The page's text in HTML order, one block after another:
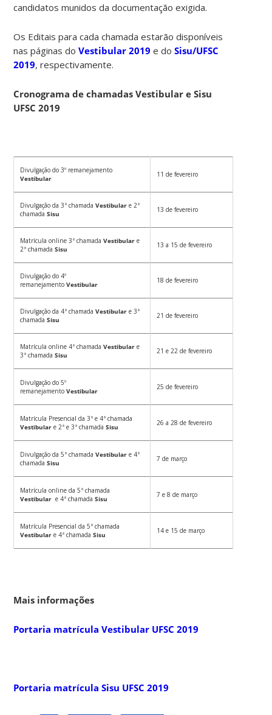
candidatos munidos da documentação exigida.
Os Editais para cada chamada estarão disponíveis
nas páginas doVestibular 2019 e doSisu/UFSC
2019, respectivamente.
Cronograma de chamadas Vestibular e Sisu
UFSC 2019
Divulgação do 3º remanejamento
Vestibular
11 de fevereiro
Divulgação da 3ª chamadaVestibular e 2ª
chamadaSisu 13 de fevereiro
Matrícula online 3ª chamadaVestibular e
2ª chamadaSisu 13 a 15 de fevereiro
Divulgação do 4º
remanejamentoVestibular 18 de fevereiro
Divulgação da 4ª chamadaVestibular e 3ª
chamada Sisu 21 de fevereiro
Matrícula online 4ª chamadaVestibulare
3ª chamadaSisu 21 e 22 de fevereiro
Divulgação do 5º
remanejamentoVestibular 25 de fevereiro
Matrícula Presencial da 3ª e 4ª chamada
Vestibular e 2ª e 3ª chamada Sisu 26 a 28 de fevereiro
Divulgação da 5ª chamadaVestibulare 4ª
chamadaSisu 7 de março
Matrícula online da 5ª chamada
Vestibular e 4ª chamadaSisu 7 e 8 de março
Matrícula Presencial da 5ª chamada
Vestibulare 4ª chamadaSisu 14 e 15 de março
Mais informações
Portaria matrícula Vestibular UFSC 2019
Portaria matrícula Sisu UFSC 2019